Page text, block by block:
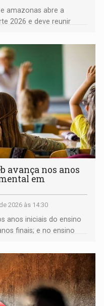
amazonas abre a
2026 e deve reunir
avança nos anos
em
2026 às 14:30
anos iniciais do ensino
finais; e no ensino